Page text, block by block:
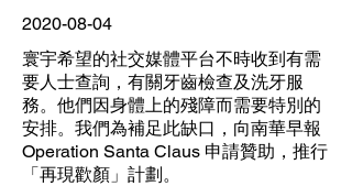
2020-08-04
寰宇希望的社交媒體平台不時收到有需
要人士查詢，有關牙齒檢查及洗牙服
務。他們因身體上的殘障而需要特別的
安排。我們為補足此缺口，向南華早報
Operation Santa Claus 申請贊助，推行
「再現歡顏」計劃。